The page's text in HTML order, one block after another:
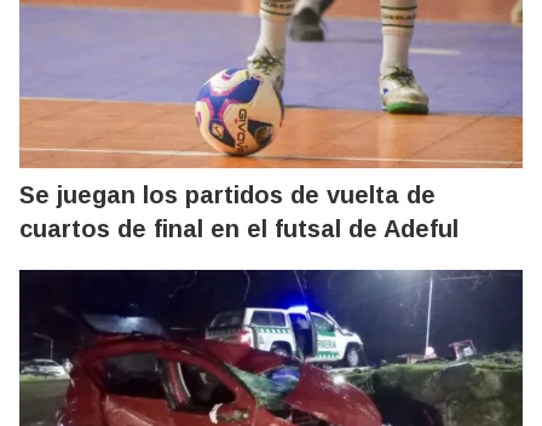
Se juegan los partidos de vuelta de
cuartos de final en el futsal de Adeful